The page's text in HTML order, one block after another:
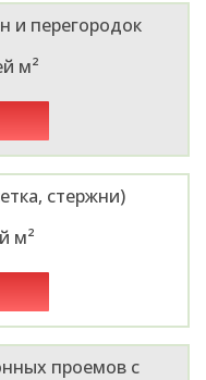
и перегородок
м²
стержни)
м²
проемов с